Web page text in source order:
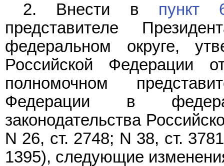
2. Внести в пункт
представителе
федеральном округе,
Российской
полномочном
Федерации в
законодательства
N 26, ст. 2748; N 38, ст.
1395), следующие